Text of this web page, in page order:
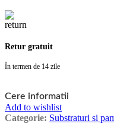
Retur gratuit
În termen de 14 zile
Cere informatii
Add to wishlist
Categorie: Substraturi si